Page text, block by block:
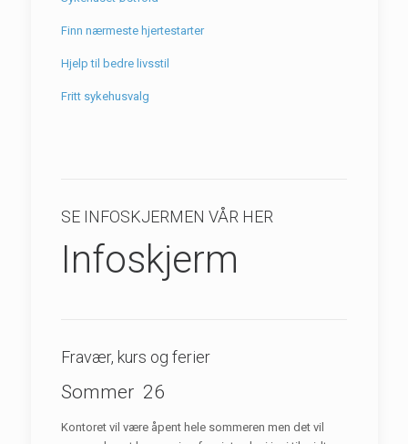
Finn nærmeste hjertestarter
Hjelp til bedre livsstil
Fritt sykehusvalg
SE INFOSKJERMEN VÅR HER
Infoskjerm
Fravær, kurs og ferier
Sommer 26
Kontoret vil være åpent hele sommeren men det vil